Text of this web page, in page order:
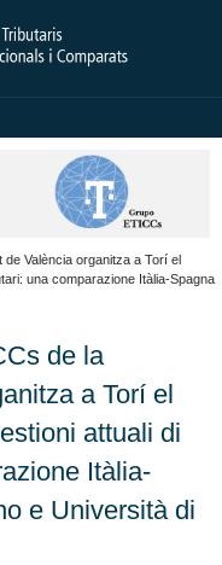
València organitza a Torí el
una comparazione Itàlia-Spagna
de la
a Torí el
attuali di
Itàlia-
e Università di